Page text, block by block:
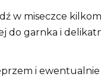
w miseczce
do garnka i
i